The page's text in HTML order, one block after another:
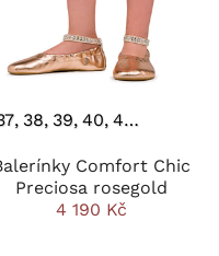
38 39 40 41
Comfort Chic
Preciosa rosegold
4 190 Kč